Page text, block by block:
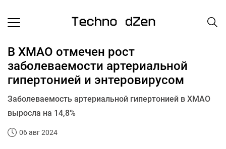
В ХМАО отмечен рост
заболеваемости артериальной
гипертонией и энтеровирусом
Заболеваемость артериальной гипертонией в ХМАО
выросла на 14,8%
06 авг 2024